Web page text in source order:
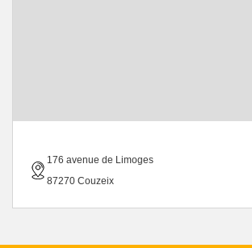
176 avenue de Limoges
87270 Couzeix